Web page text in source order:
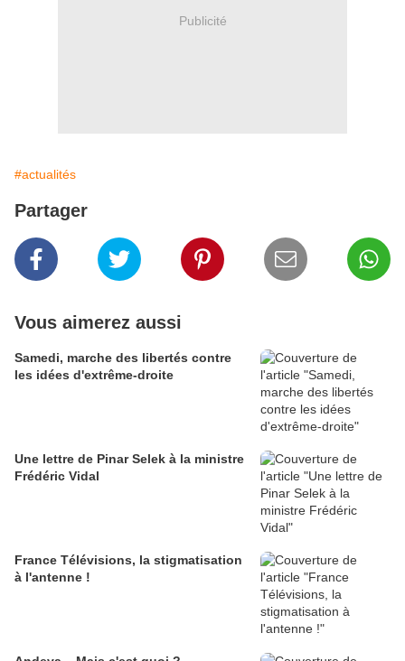
Publicité
#actualités
Partager
Vous aimerez aussi
Samedi, marche des libertés contre
les idées d'extrême-droite
Une lettre de Pinar Selek à la ministre
Frédéric Vidal
France Télévisions, la stigmatisation
à l'antenne !